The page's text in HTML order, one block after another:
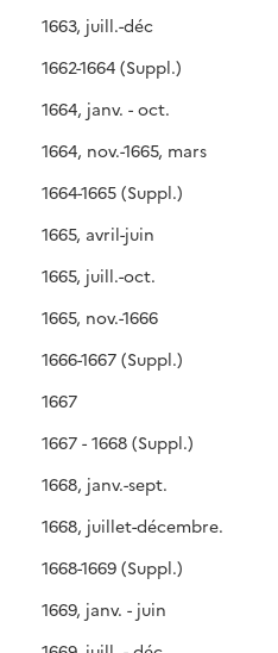
1663, juill.-déc
1662-1664 (Suppl.)
1664, janv. - oct.
1664, nov.-1665, mars
1664-1665 (Suppl.)
1665, avril-juin
1665, juill.-oct.
1665, nov.-1666
1666-1667 (Suppl.)
1667
1667 - 1668 (Suppl.)
1668, janv.-sept.
1668, juillet-décembre.
1668-1669 (Suppl.)
1669, janv. - juin